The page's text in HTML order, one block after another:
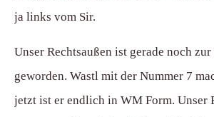
ja links vom Sir.
Unser Rechtsaußen ist gerade noch
geworden. Wastl mit der Nummer 7
jetzt ist er endlich in WM Form. Unser